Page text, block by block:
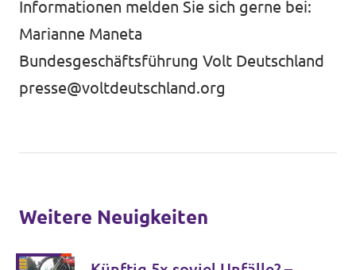
Informationen melden Sie sich gerne bei:
Marianne Maneta
Bundesgeschäftsführung Volt Deutschland
presse@voltdeutschland.org
Weitere Neuigkeiten